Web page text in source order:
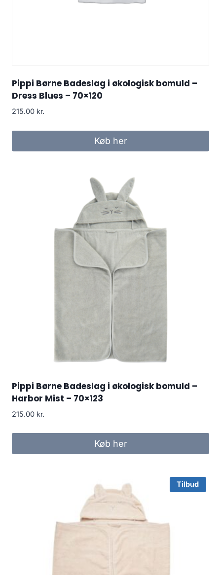
Pippi Børne Badeslag i økologisk bomuld –
Dress Blues – 70×120
215.00 kr.
Køb her
Pippi Børne Badeslag i økologisk bomuld –
Harbor Mist – 70×123
215.00 kr.
Køb her
Tilbud